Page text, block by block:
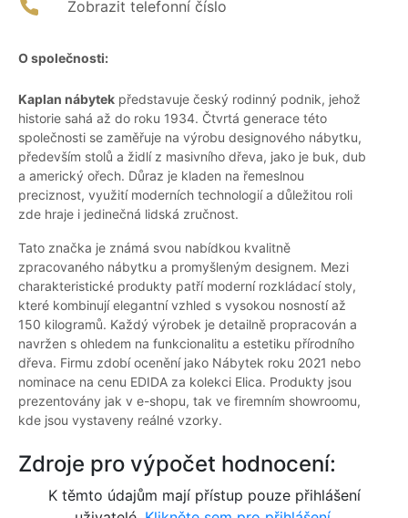
Zobrazit telefonní číslo
O společnosti:
Kaplan nábytek představuje český rodinný podnik, jehož
historie sahá až do roku 1934. Čtvrtá generace této
společnosti se zaměřuje na výrobu designového nábytku,
především stolů a židlí z masivního dřeva, jako je buk, dub
a americký ořech. Důraz je kladen na řemeslnou
preciznost, využití moderních technologií a důležitou roli
zde hraje i jedinečná lidská zručnost.
Tato značka je známá svou nabídkou kvalitně
zpracovaného nábytku a promyšleným designem. Mezi
charakteristické produkty patří moderní rozkládací stoly,
které kombinují elegantní vzhled s vysokou nosností až
150 kilogramů. Každý výrobek je detailně propracován a
navržen s ohledem na funkcionalitu a estetiku přírodního
dřeva. Firmu zdobí ocenění jako Nábytek roku 2021 nebo
nominace na cenu EDIDA za kolekci Elica. Produkty jsou
prezentovány jak v e-shopu, tak ve firemním showroomu,
kde jsou vystaveny reálné vzorky.
Zdroje pro výpočet hodnocení:
K těmto údajům mají přístup pouze přihlášení